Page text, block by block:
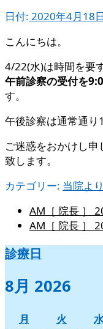
日付: 2020年4月18日
こんにちは。
4/22(水)は時間を要
午前診察の受付を
す。
午後診察は通常通り
ご迷惑をおかけし
致します。
カテゴリー: 当院よ
AM［ 院長 ］
AM［ 院長 ］
診療日
8月 2026
月 火